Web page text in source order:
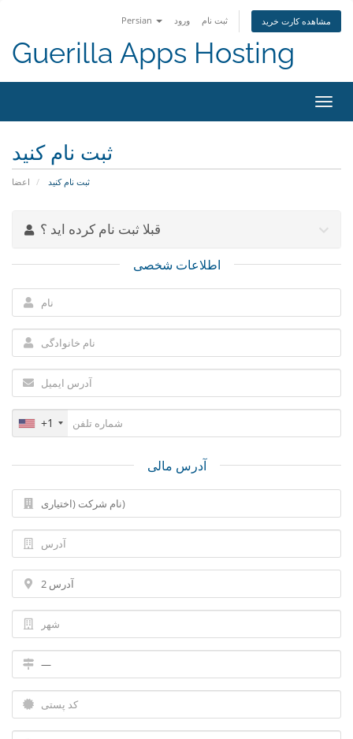
Persian ورود ثبت نام مشاهده کارت خرید
Guerilla Apps Hosting
تغییر
ثبت نام کنید
اعضا ثبت نام کنید
قبلا ثبت نام کرده اید ؟
اطلاعات شخصی
+1
آدرس مالی